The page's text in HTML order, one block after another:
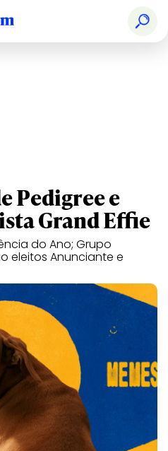
Pedigree e
Grand Effie
do Ano; Grupo
eleitos Anunciante e